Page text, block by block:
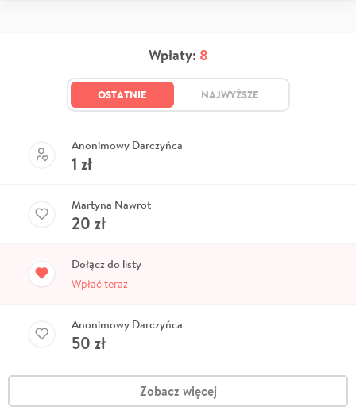
Wpłaty: 8
OSTATNIE NAJWYŻSZE
Anonimowy Darczyńca
1 zł
Martyna Nawrot
20 zł
Dołącz do listy
Wpłać teraz
Anonimowy Darczyńca
50 zł
Zobacz więcej